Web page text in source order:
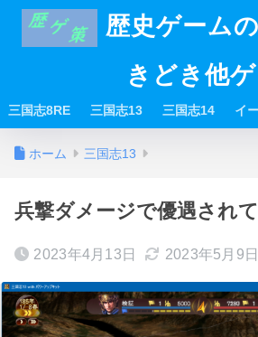
歴史ゲーム
きどき他
三国志8RE 三国志13 三国志14 イ
ホーム 三国志13
兵撃ダメージで優遇され
2023年4月13日 2023年5月9日